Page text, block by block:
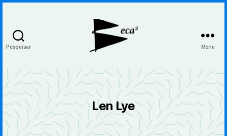
Pesquisar Menu
Len Lye